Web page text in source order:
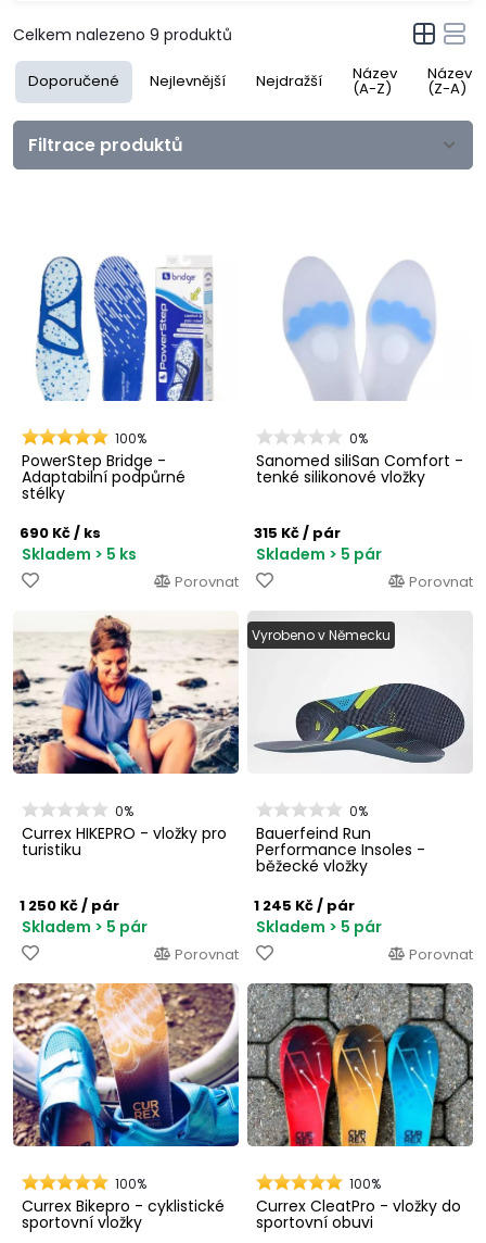
Celkem nalezeno 9 produktů
Doporučené Nejlevnější Nejdražší Název
(A-Z)
Název
(Z-A)
Filtrace produktů
100%
PowerStep Bridge -
Adaptabilní podpůrné
stélky
690 Kč/ ks
Skladem > 5 ks
Porovnat
0%
Sanomed siliSan Comfort -
tenké silikonové vložky
315 Kč/ pár
Skladem > 5 pár
Porovnat
0%
Currex HIKEPRO - vložky pro
turistiku
1 250 Kč/ pár
Skladem > 5 pár
Porovnat
Vyrobeno v Německu
0%
Bauerfeind Run
Performance Insoles -
běžecké vložky
1 245 Kč/ pár
Skladem > 5 pár
Porovnat
100%
Currex Bikepro - cyklistické
sportovní vložky
100%
Currex CleatPro - vložky do
sportovní obuvi